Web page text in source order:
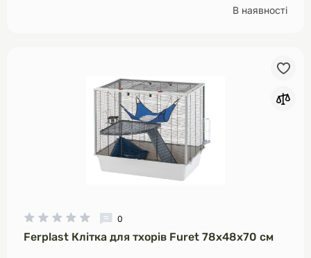
В наявності
0
Ferplast Клітка для тхорів Furet 78х48х70 см